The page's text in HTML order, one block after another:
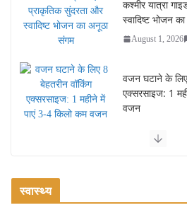
कश्मीर यात्रा
स्वादिष्ट भोजन
August 1, 2026
वजन घटाने के
एक्सरसाइज: 1
वजन
July 30, 2026
स्वास्थ्य